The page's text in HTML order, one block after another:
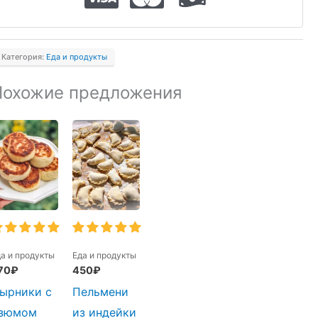
Категория: Еда и продукты
предложения
и продукты
₽
с
Еда и продукты
450₽
Пельмени
из индейки